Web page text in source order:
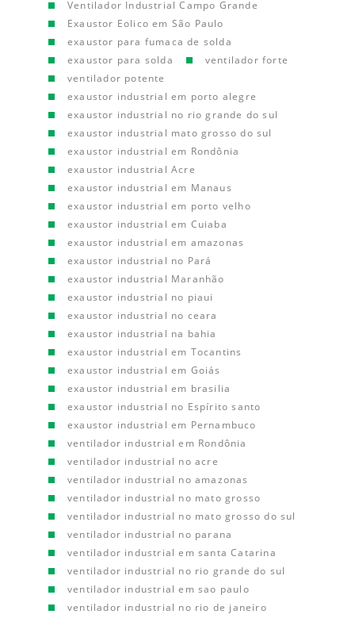
Ventilador Industrial Campo Grande
Exaustor Eolico em São Paulo
exaustor para fumaca de solda
exaustor para solda
ventilador forte
ventilador potente
exaustor industrial em porto alegre
exaustor industrial no rio grande do sul
exaustor industrial mato grosso do sul
exaustor industrial em Rondônia
exaustor industrial Acre
exaustor industrial em Manaus
exaustor industrial em porto velho
exaustor industrial em Cuiaba
exaustor industrial em amazonas
exaustor industrial no Pará
exaustor industrial Maranhão
exaustor industrial no piaui
exaustor industrial no ceara
exaustor industrial na bahia
exaustor industrial em Tocantins
exaustor industrial em Goiás
exaustor industrial em brasilia
exaustor industrial no Espírito santo
exaustor industrial em Pernambuco
ventilador industrial em Rondônia
ventilador industrial no acre
ventilador industrial no amazonas
ventilador industrial no mato grosso
ventilador industrial no mato grosso do sul
ventilador industrial no parana
ventilador industrial em santa Catarina
ventilador industrial no rio grande do sul
ventilador industrial em sao paulo
ventilador industrial no rio de janeiro